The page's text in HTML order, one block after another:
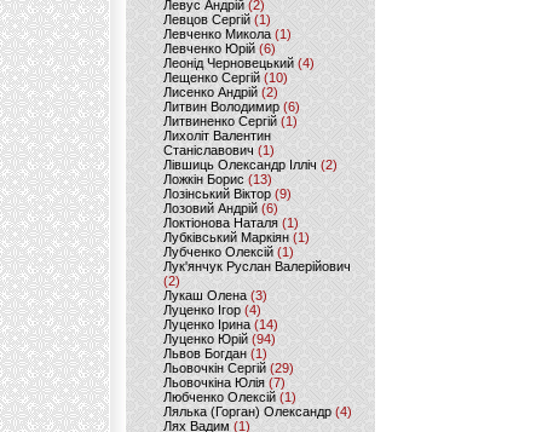
Левус Андрій(2)
Левцов Сергій (1)
Левченко Микола (1)
Левченко Юрій (6)
Леонід Черновецький (4)
Лещенко Сергій (10)
Лисенко Андрій (2)
Литвин Володимир (6)
Литвиненко Сергій (1)
Лихоліт Валентин
Станіславович (1)
Лівшиць Олександр Ілліч (2)
Ложкін Борис(13)
Лозінський Віктор(9)
Лозовий Андрій (6)
Локтіонова Наталя (1)
Лубківський Маркіян(1)
Лубченко Олексій (1)
Лук'янчук Руслан Валерійович
(2)
Лукаш Олена (3)
Луценко Ігор (4)
Луценко Ірина (14)
Луценко Юрій (94)
Львов Богдан (1)
Льовочкін Сергій (29)
Льовочкіна Юлія(7)
Любченко Олексій(1)
Лялька (Горган) Олександр(4)
Лях Вадим (1)